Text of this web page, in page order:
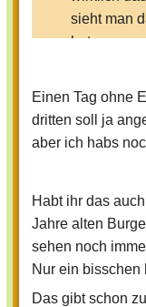
sieht man
hat...
Einen Tag ohne
dritten soll ja
aber ich habs
Habt ihr das
Jahre alten
sehen noch
Nur ein bisschen
Das gibt schon